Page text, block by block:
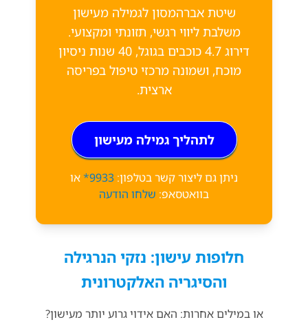
שיטת אברהמסון לגמילה מעישון
משלבת ליווי רגשי, תזונתי ומקצועי.
דירוג 4.7 כוכבים בגוגל, 40 שנות ניסיון
מוכח, ושמונה מרכזי טיפול בפריסה
ארצית.
לתהליך גמילה מעישון
ניתן גם ליצור קשר בטלפון: 9933* או
בוואטסאפ: שלחו הודעה
חלופות עישון: נזקי הנרגילה
והסיגריה האלקטרונית
או במילים אחרות: האם אידוי גרוע יותר מעישון?